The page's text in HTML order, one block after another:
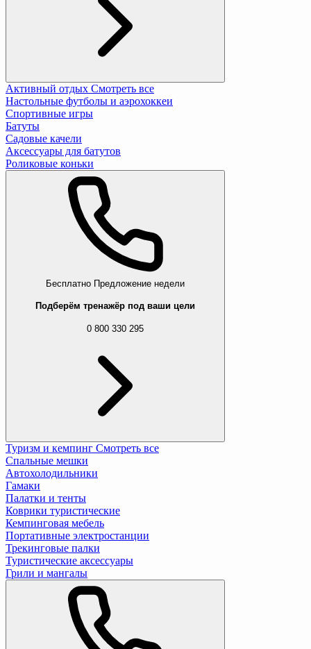
Активный отдых Смотреть все
Настольные футболы и аэрохоккеи
Спортивные игры
Батуты
Садовые качели
Аксессуары для батутов
Роликовые коньки
Бесплатно Предложение недели
Подберём тренажёр под ваши цели
0 800 330 295
Туризм и кемпинг Смотреть все
Спальные мешки
Автохолодильники
Гамаки
Палатки и тенты
Коврики туристические
Кемпинговая мебель
Портативные электростанции
Трекинговые палки
Туристические аксессуары
Грили и мангалы